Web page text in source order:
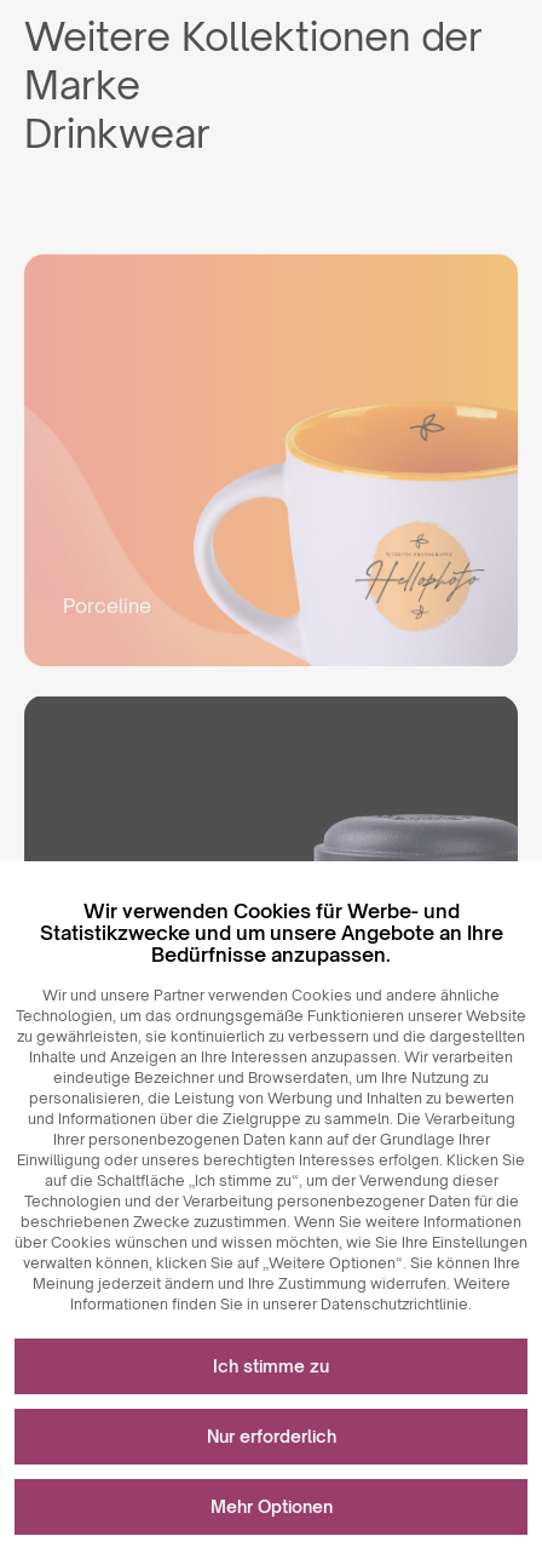
Weitere Kollektionen der
Marke
Drinkwear
Porceline
Galaxy
Wir verwenden Cookies für Werbe- und
Statistikzwecke und um unsere Angebote an Ihre
Bedürfnisse anzupassen.
Wir und unsere Partner verwenden Cookies und andere ähnliche
Technologien, um das ordnungsgemäße Funktionieren unserer Website
zu gewährleisten, sie kontinuierlich zu verbessern und die dargestellten
Inhalte und Anzeigen an Ihre Interessen anzupassen. Wir verarbeiten
eindeutige Bezeichner und Browserdaten, um Ihre Nutzung zu
personalisieren, die Leistung von Werbung und Inhalten zu bewerten
und Informationen über die Zielgruppe zu sammeln. Die Verarbeitung
Ihrer personenbezogenen Daten kann auf der Grundlage Ihrer
Einwilligung oder unseres berechtigten Interesses erfolgen. Klicken Sie
auf die Schaltfläche „Ich stimme zu“, um der Verwendung dieser
Technologien und der Verarbeitung personenbezogener Daten für die
beschriebenen Zwecke zuzustimmen. Wenn Sie weitere Informationen
über Cookies wünschen und wissen möchten, wie Sie Ihre Einstellungen
verwalten können, klicken Sie auf „Weitere Optionen“. Sie können Ihre
Meinung jederzeit ändern und Ihre Zustimmung widerrufen. Weitere
Informationen finden Sie in unserer Datenschutzrichtlinie.
Erforderlich für das Funktionieren der Website
Technisch notwendige Cookies sind
Schlüsselkomponenten, die das reibungslose
Sitzungskennungen, die es uns ermöglichen, Sie beim
Konsistenz der Sitzung zu gewährleisten und Funktionen
wie Einkaufswagen und Anmeldesitzungen zu
Website. Ihr Hauptzweck ist die Analyse des Website-
Verkehrs und die Bewertung ihrer Leistung. Analytische
Marketing-Cookies spielen eine wichtige Rolle bei der
Ich stimme zu
Nur erforderlich
Mehr Optionen